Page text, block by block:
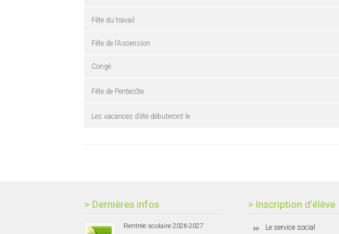
Fête du travail
Fête de l’Ascension
Congé
Fête de Pentecôte
Les vacances d’été débuteront le
> Dernières infos
Rentrée scolaire 2026-2027
> Inscription d’élève
Le service social